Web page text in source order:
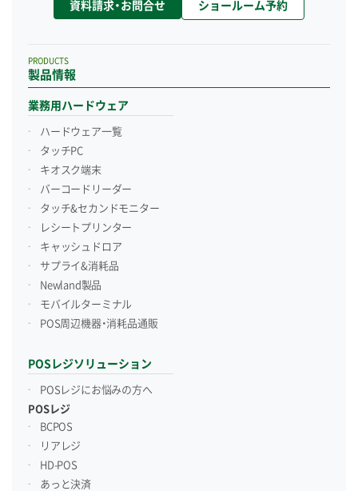
資料請求・お問合せ ショールーム予約
製品情報
PRODUCTS
業務用ハードウェア
ハードウェア一覧
タッチPC
キオスク端末
バーコードリーダー
タッチ&セカンドモニター
レシートプリンター
キャッシュドロア
サプライ&消耗品
Newland製品
モバイルターミナル
POS周辺機器・消耗品通販
POSレジソリューション
POSレジにお悩みの方へ
POSレジ
BCPOS
リアレジ
HD-POS
あっと決済